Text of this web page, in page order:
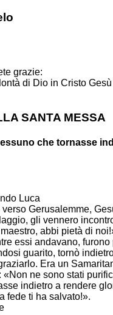
grazie:
di Dio in Cristo
SANTA MESSA
che tornasse
Luca
Gerusalemme,
gli vennero
abbi pietà di
essi andavano, furono
guarito, tornò
Era un
«Non ne sono stati
indietro a rendere
fede ti ha salvato!».